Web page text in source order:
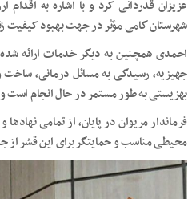
عزیزان قدردانی کرد و با اشاره به
شهرستان گامی مؤثر در جهت بهبود کیفیت
احمدی همچنین به دیگر خدمات ارائه شده
جهیزیه، رسیدگی به مسائل درمانی، ساخت
بهزیستی به طور مستمر در حال انجام
فرماندار مریوان در پایان، از تمامی
محیطی مناسب و حمایتگر برای این قشر از